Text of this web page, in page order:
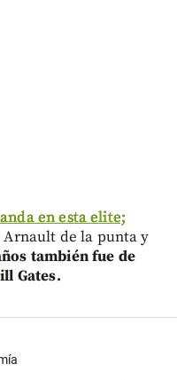
en esta elite;
de la punta y
también fue de
Gates.